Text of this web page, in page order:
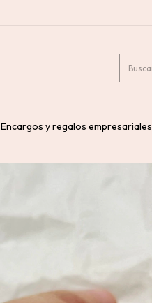
Encargos y regalos empresariales